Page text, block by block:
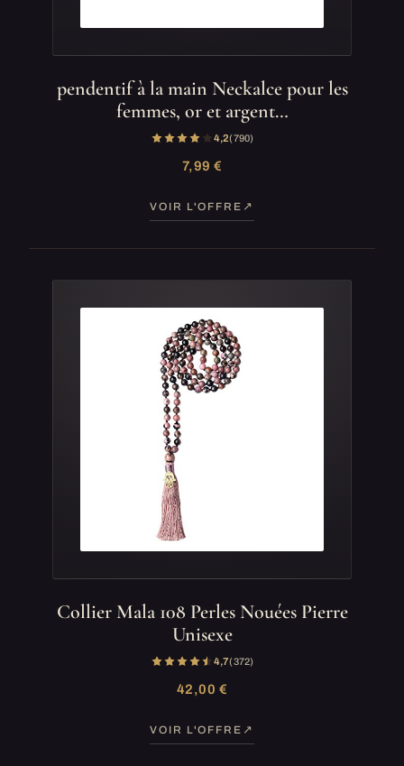
pendentif à la main Neckalce pour les
femmes, or et argent…
4,2(790)
7,99 €
VOIR L'OFFRE
Collier Mala 108 Perles Nouées Pierre
Unisexe
4,7(372)
42,00 €
VOIR L'OFFRE